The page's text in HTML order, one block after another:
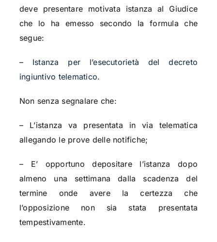
deve presentare motivata istanza al Giudice
che lo ha emesso secondo la formula che
segue:
– Istanza per l’esecutorietà del decreto
ingiuntivo telematico.
Non senza segnalare che:
– L’istanza va presentata in via telematica
allegando le prove delle notifiche;
– E’ opportuno depositare l’istanza dopo
almeno una settimana dalla scadenza del
termine onde avere la certezza che
l’opposizione non sia stata presentata
tempestivamente.